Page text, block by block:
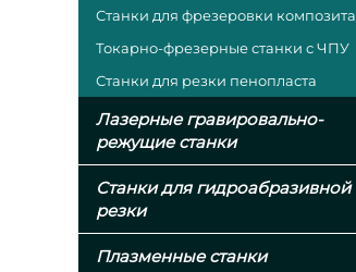
Станки для фрезеровки композита
Токарно-фрезерные станки с ЧПУ
Станки для резки пенопласта
Лазерные гравировально-
режущие станки
Станки для гидроабразивной
резки
Плазменные станки